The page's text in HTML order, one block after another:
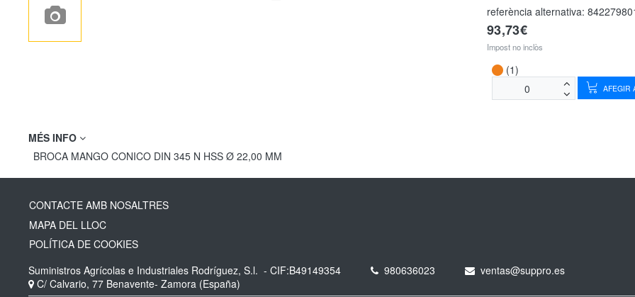
referència alternativa:
93,73€
Impost no inclòs
(1)
AFEGIR
MÉS INFO
BROCA MANGO CONICO DIN 345 N HSS Ø 22,00 MM
CONTACTE AMB NOSALTRES
MAPA DEL LLOC
POLÍTICA DE COOKIES
Suministros Agrícolas e Industriales Rodríguez, S.l. - CIF:B49149354
C/ Calvario, 77 Benavente- Zamora (España)
980636023 ventas@suppro.es